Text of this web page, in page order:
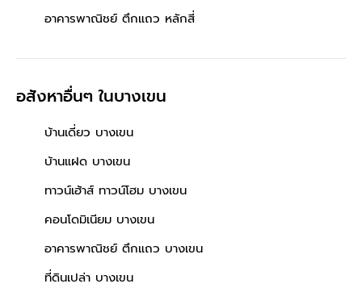
อาคารพาณิชย์ ตึกแถว หลักสี่
อสังหาอื่นๆในบางเขน
บ้านเดี่ยว บางเขน
บ้านแฝด บางเขน
ทาวน์เฮ้าส์ ทาวน์โฮม บางเขน
คอนโดมิเนียม บางเขน
อาคารพาณิชย์ ตึกแถว บางเขน
ที่ดินเปล่า บางเขน